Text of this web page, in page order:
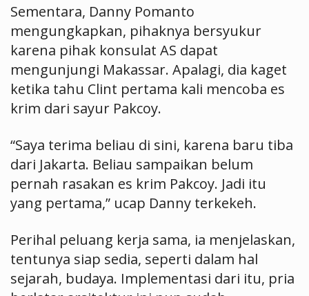
Sementara, Danny Pomanto
mengungkapkan, pihaknya bersyukur
karena pihak konsulat AS dapat
mengunjungi Makassar. Apalagi, dia kaget
ketika tahu Clint pertama kali mencoba es
krim dari sayur Pakcoy.
“Saya terima beliau di sini, karena baru tiba
dari Jakarta. Beliau sampaikan belum
pernah rasakan es krim Pakcoy. Jadi itu
yang pertama,” ucap Danny terkekeh.
Perihal peluang kerja sama, ia menjelaskan,
tentunya siap sedia, seperti dalam hal
sejarah, budaya. Implementasi dari itu, pria